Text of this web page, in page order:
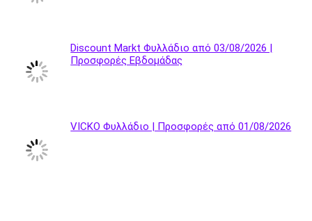
Discount Markt Φυλλάδιο από 03/08/2026 |
Προσφορές Εβδομάδας
VICKO Φυλλάδιο | Προσφορές από 01/08/2026